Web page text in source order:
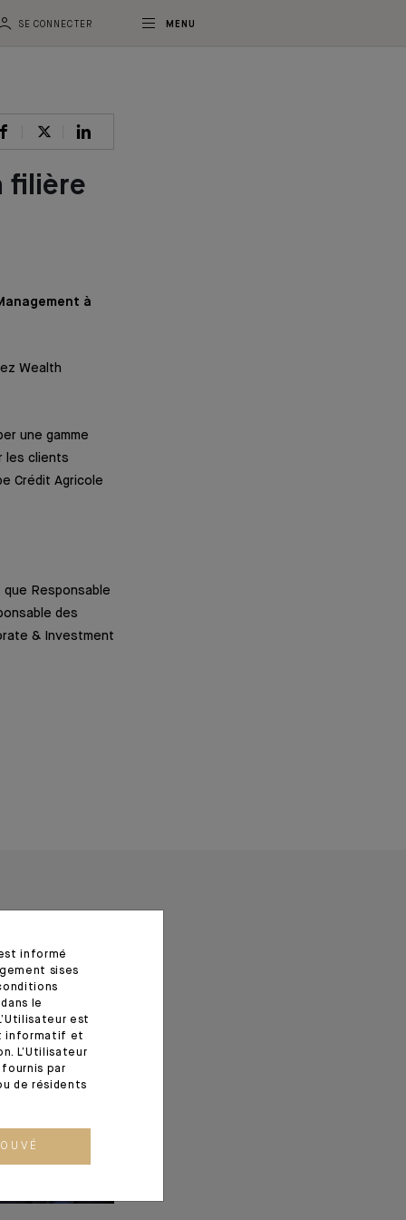
SE CONNECTER MENU
filière
à
Wealth
une gamme
les clients
Crédit Agricole
Responsable
des
& Investment
informé
sises
le
est
informatif et
L’Utilisateur
par
de résidents